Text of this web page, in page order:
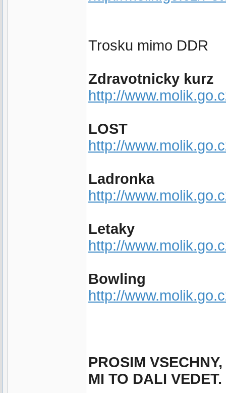
Trosku mimo DDR
Zdravotnicky kurz
http://
LOST
http://
Ladronka
http://
Letaky
http://
Bowling
http://
PROSIM
MI TO DALI